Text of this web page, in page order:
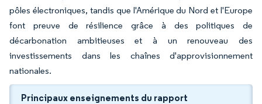
pôles électroniques, tandis que l'Amérique du Nord et l'Europe
font preuve de résilience grâce à des politiques de
décarbonation ambitieuses et à un renouveau des
investissements dans les chaînes d'approvisionnement
nationales.
Principaux enseignements du rapport